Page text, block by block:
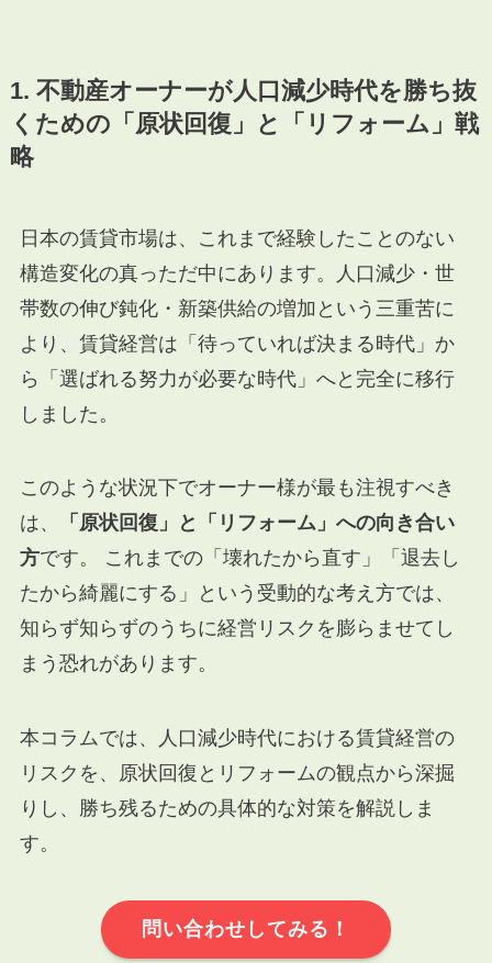
1. 不動産オーナーが人口減少時代を勝ち抜
くための「原状回復」と「リフォーム」戦
略
日本の賃貸市場は、これまで経験したことのない
構造変化の真っただ中にあります。人口減少・世
帯数の伸び鈍化・新築供給の増加という三重苦に
より、賃貸経営は「待っていれば決まる時代」か
ら「選ばれる努力が必要な時代」へと完全に移行
しました。
このような状況下でオーナー様が最も注視すべき
は、
「原状回復」と「リフォーム」への向き合い
方です。 これまでの「壊れたから直す」「退去し
たから綺麗にする」という受動的な考え方では、
知らず知らずのうちに経営リスクを膨らませてし
まう恐れがあります。
本コラムでは、人口減少時代における賃貸経営の
リスクを、原状回復とリフォームの観点から深掘
りし、勝ち残るための具体的な対策を解説しま
す。
問い合わせしてみる！